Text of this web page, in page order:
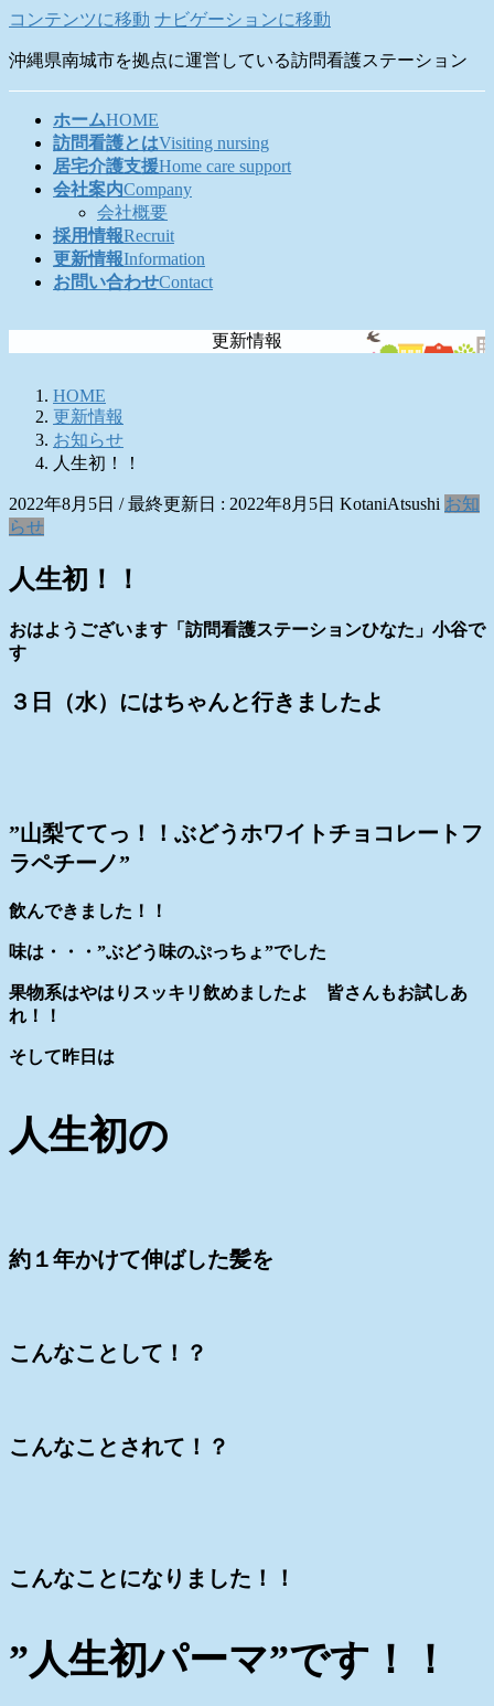
コンテンツに移動 ナビゲーションに移動
沖縄県南城市を拠点に運営している訪問看護ステーション
ホームHOME
訪問看護とはVisiting nursing
居宅介護支援Home care support
会社案内Company
会社概要
採用情報Recruit
更新情報Information
お問い合わせContact
更新情報
HOME
更新情報
お知らせ
人生初！！
2022年8月5日 / 最終更新日 : 2022年8月5日 KotaniAtsushi お知
らせ
人生初！！
おはようございます「訪問看護ステーションひなた」小谷で
す
３日（水）にはちゃんと行きましたよ
”山梨ててっ！！ぶどうホワイトチョコレートフ
ラペチーノ”
飲んできました！！
味は・・・”ぶどう味のぷっちょ”でした
果物系はやはりスッキリ飲めましたよ 皆さんもお試しあ
れ！！
そして昨日は
人生初の
約１年かけて伸ばした髪を
こんなことして！？
こんなことされて！？
こんなことになりました！！
”人生初パーマ”です！！